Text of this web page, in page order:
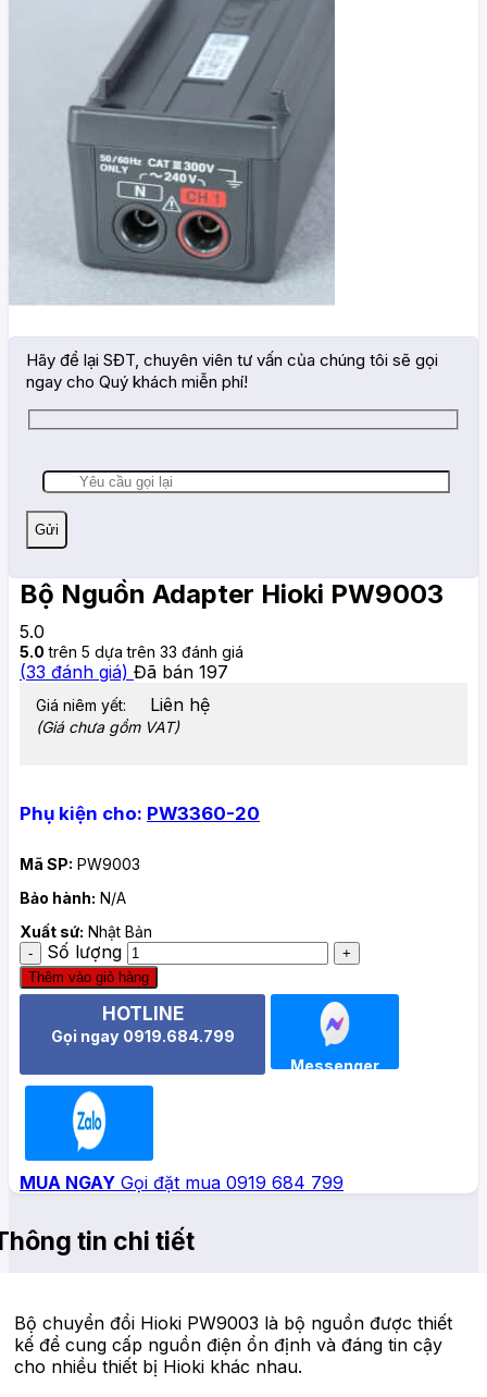
Hãy để lại SĐT, chuyên viên tư vấn của chúng tôi sẽ gọi
ngay cho Quý khách miễn phí!
Bộ Nguồn Adapter Hioki PW9003
5.0
5.0 trên 5 dựa trên 33 đánh giá
(33 đánh giá) Đã bán 197
Giá niêm yết: Liên hệ
(Giá chưa gồm VAT)
Phụ kiện cho: PW3360-20
Mã SP: PW9003
Bảo hành: N/A
Xuất sứ: Nhật Bản
Số lượng
Thêm vào giỏ hàng
HOTLINE
Gọi ngay 0919.684.799
Messenger
MUA NGAY Gọi đặt mua 0919 684 799
tin chi tiết
Bộ chuyển đổi Hioki PW9003 là bộ nguồn được thiết
kế để cung cấp nguồn điện ổn định và đáng tin cậy
cho nhiều thiết bị Hioki khác nhau.